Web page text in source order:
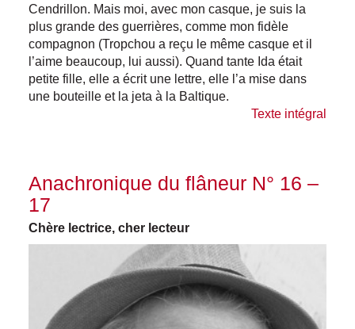
Cendrillon. Mais moi, avec mon casque, je suis la
plus grande des guerrières, comme mon fidèle
compagnon (Tropchou a reçu le même casque et il
l’aime beaucoup, lui aussi). Quand tante Ida était
petite fille, elle a écrit une lettre, elle l’a mise dans
une bouteille et la jeta à la Baltique.
Texte intégral
Anachronique du flâneur N° 16 –
17
Chère lectrice, cher lecteur